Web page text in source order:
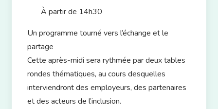
À partir de 14h30
Un programme tourné vers l’échange et le
partage
Cette après-midi sera rythmée par deux tables
rondes thématiques, au cours desquelles
interviendront des employeurs, des partenaires
et des acteurs de l’inclusion.